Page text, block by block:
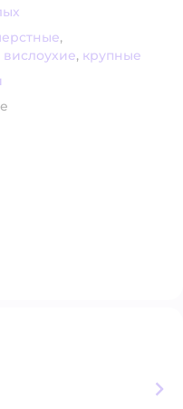
,
вислоухие, крупные